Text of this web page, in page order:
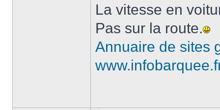
La vitesse en
Pas sur la route.
Annuaire de sites